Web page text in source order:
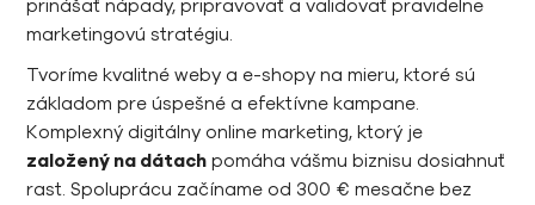
prinášať nápady, pripravovať a validovať pravidelne
marketingovú stratégiu.
Tvoríme kvalitné weby a e-shopy na mieru, ktoré sú
základom pre úspešné a efektívne kampane.
Komplexný digitálny online marketing, ktorý je
založený na dátach pomáha vášmu biznisu dosiahnuť
rast. Spoluprácu začíname od 300 € mesačne bez